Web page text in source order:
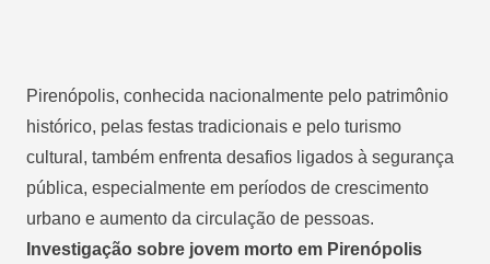
Pirenópolis, conhecida nacionalmente pelo patrimônio
histórico, pelas festas tradicionais e pelo turismo
cultural, também enfrenta desafios ligados à segurança
pública, especialmente em períodos de crescimento
urbano e aumento da circulação de pessoas.
Investigação sobre jovem morto em Pirenópolis